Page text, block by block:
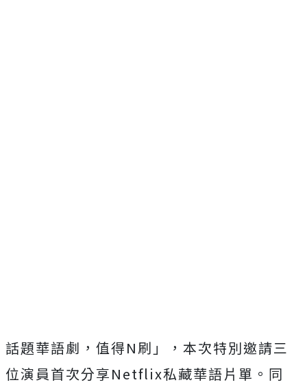
話題華語劇，值得N刷」，本次特別邀請三
位演員首次分享Netflix私藏華語片單。 同